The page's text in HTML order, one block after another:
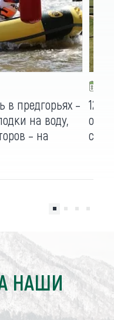
предгорьях –
на воду,
– на
12-й
НАШИ